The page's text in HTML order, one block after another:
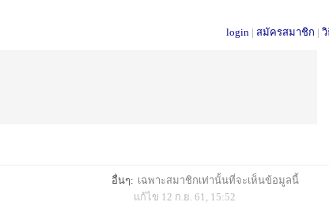
login | สมัครสมาชิก |
อื่นๆ: เฉพาะสมาชิกเท่านั้นที่จะเห็นข้อมูลนี้
แก้ไข 12 ก.ย. 61, 15:52